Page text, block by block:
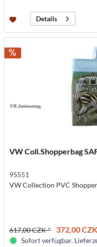
Details
VW Coll.Shopperbag
95551
VW Collection PVC
617,00 CZK * 372,00
Sofort verfügbar.